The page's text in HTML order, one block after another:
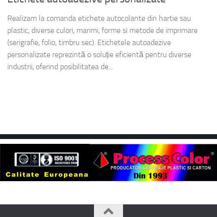
Realizam la comanda etichete autocolante din hartie sau
plastic, diverse culori, marimi, forme si metode de imprimare
(serigrafie, folio, timbru sec). Etichetele autoadezive
personalizate reprezintă o soluție eficientă pentru diverse
industrii, oferind posibilitatea de...